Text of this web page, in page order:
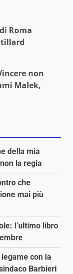
Roma
non
Malek,
della mia
la regia
che
mai più
l’ultimo libro
con la
Barbieri